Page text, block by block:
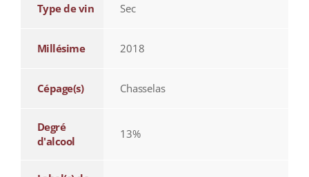
Type de vin Sec
Millésime 2018
Cépage(s) Chasselas
Degré
d'alcool
13%